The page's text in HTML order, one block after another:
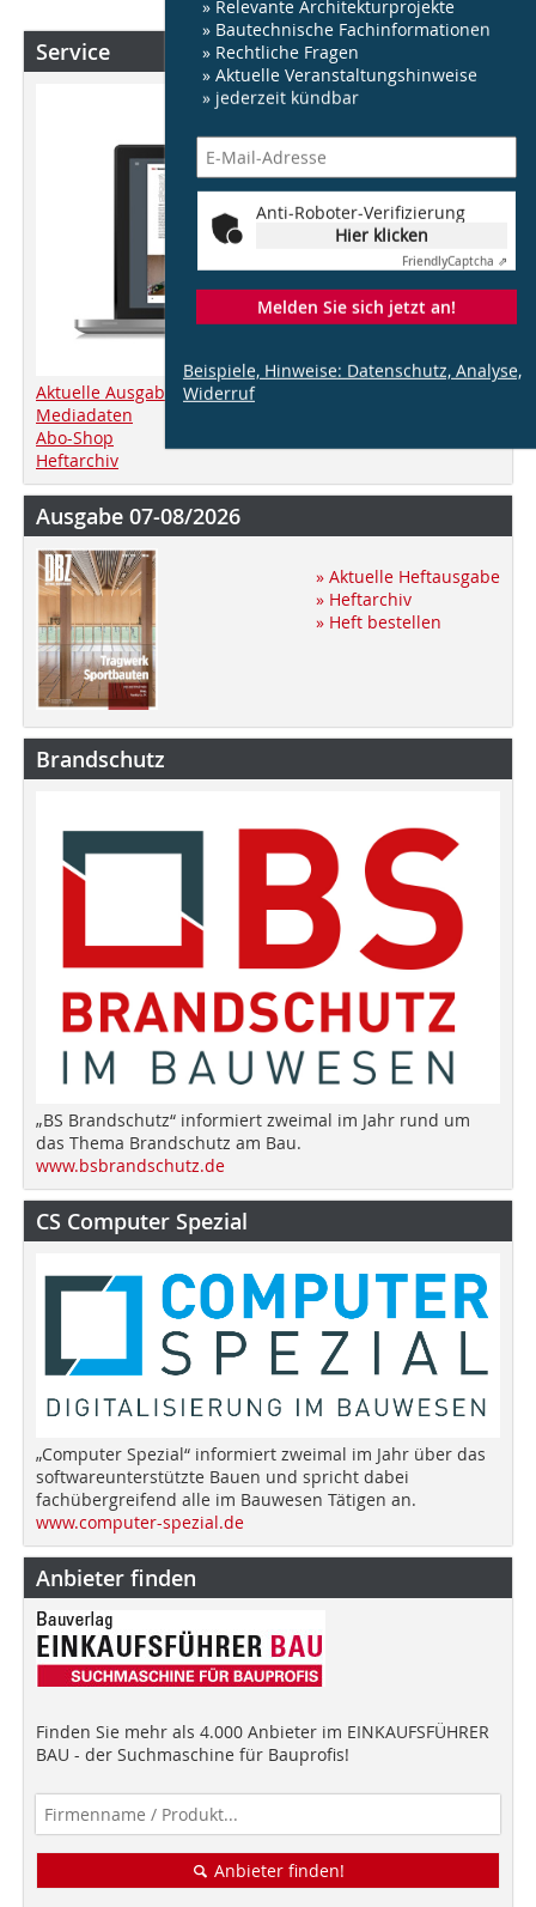
» Relevante Architekturprojekte
» Bautechnische Fachinformationen
» Rechtliche Fragen
» Aktuelle Veranstaltungshinweise
» jederzeit kündbar
Anti-Roboter-Verifizierung
Hier klicken
FriendlyCaptcha ⇗
Melden Sie sich jetzt an!
Beispiele, Hinweise: Datenschutz, Analyse,
Widerruf
Service
Aktuelle Ausgabe
Mediadaten
Abo-Shop
Heftarchiv
Ausgabe 07-08/2026
» Aktuelle Heftausgabe
» Heftarchiv
» Heft bestellen
Brandschutz
„BS Brandschutz“ informiert zweimal im Jahr rund um
das Thema Brandschutz am Bau.
www.bsbrandschutz.de
CS Computer Spezial
„Computer Spezial“ informiert zweimal im Jahr über das
softwareunterstützte Bauen und spricht dabei
fachübergreifend alle im Bauwesen Tätigen an.
www.computer-spezial.de
Anbieter finden
Finden Sie mehr als 4.000 Anbieter im EINKAUFSFÜHRER
BAU - der Suchmaschine für Bauprofis!
Anbieter finden!